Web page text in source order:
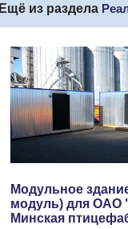
Ещё из раздела
Модульное
модуль) для ОАО
Минская